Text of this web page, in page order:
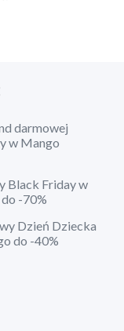
darmowej
w Mango
Black Friday w
-70%
Dzień Dziecka
do -40%